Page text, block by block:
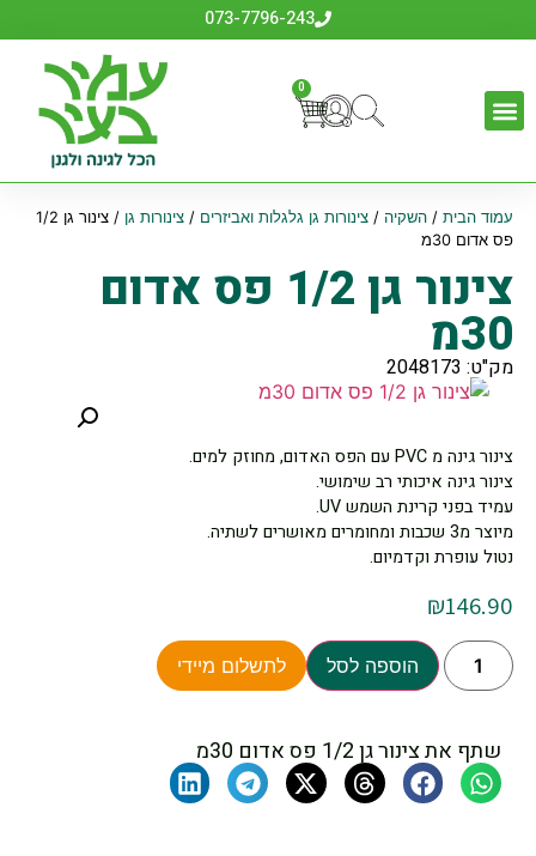
073-7796-243
0
עמוד הבית/ השקיה / צינורות גן גלגלות ואביזרים / צינורות גן
/ צינור גן 1/2
פס אדום 30מ
צינור גן 1/2 פס אדום
30מ
מק"ט: 2048173
צינור גינה מ PVC עם הפס האדום, מחוזק למים.
צינור גינה איכותי רב שימושי.
עמיד בפני קרינת השמש UV.
מיוצר מ3 שכבות ומחומרים מאושרים לשתיה.
נטול עופרת וקדמיום.
₪146.90
הוספה לסל לתשלום מיידי
שתף את צינור גן 1/2 פס אדום 30מ